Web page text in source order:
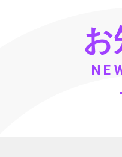
お